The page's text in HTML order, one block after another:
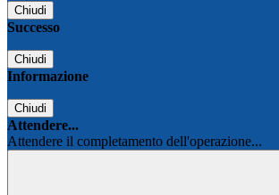
Chiudi
Successo
Chiudi
Informazione
Chiudi
Attendere...
Attendere il completamento dell'operazione...